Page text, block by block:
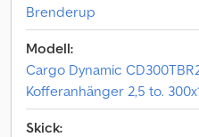
Brenderup
Modell:
Cargo Dynamic
Kofferanhänger 2,5 to.
Skick: